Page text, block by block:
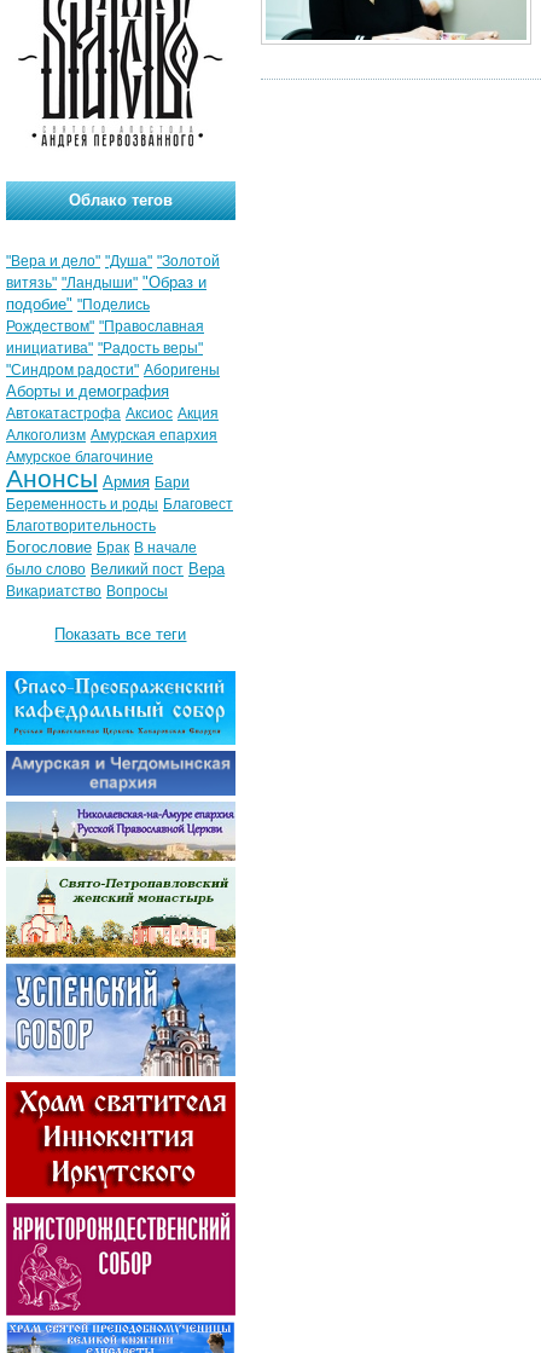
Облако тегов
"Вера и дело" "Душа" "Золотой
витязь" "Ландыши" "Образ и
подобие" "Поделись
Рождеством" "Православная
инициатива" "Радость веры"
"Синдром радости" Аборигены
Аборты и демография
Автокатастрофа Аксиос Акция
Алкоголизм Амурская епархия
Амурское благочиние
Анонсы Армия Бари
Беременность и роды Благовест
Благотворительность
Богословие Брак В начале
было слово Великий пост Вера
Викариатство Вопросы
Показать все теги